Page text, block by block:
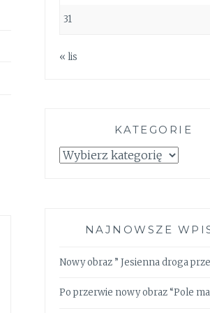
31
« lis
KATEGORIE
Kategorie
NAJNOWSZE
Nowy obraz ” Jesienna droga
Po przerwie nowy obraz “Pole